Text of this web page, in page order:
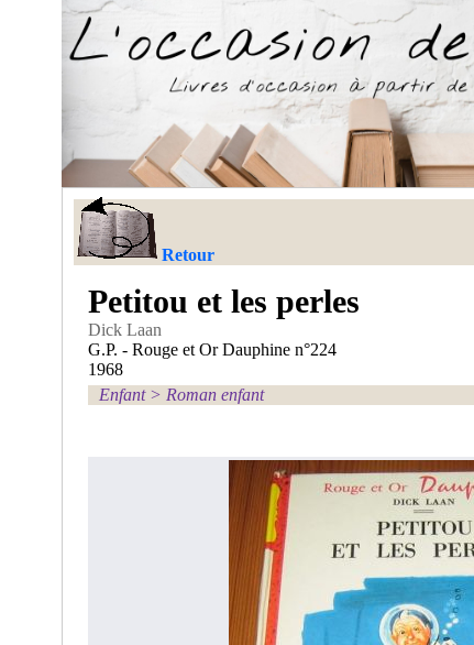
Retour
Petitou et les perles
Dick Laan
G.P. - Rouge et Or Dauphine n°224
1968
Enfant> Roman enfant